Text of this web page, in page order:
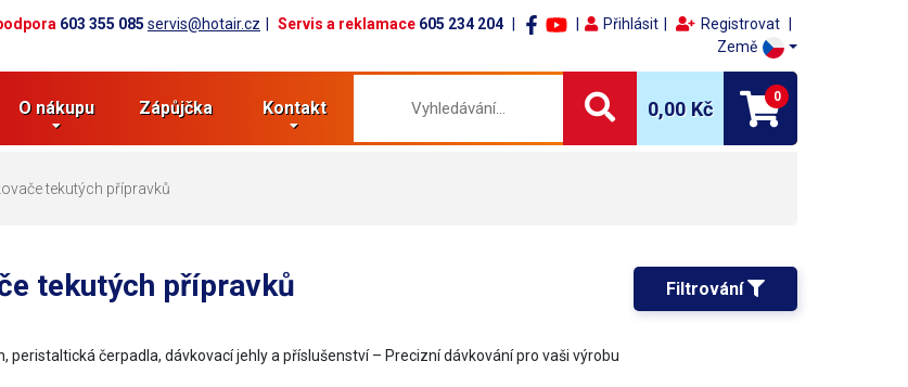
603 355 085 servis@hotair.cz Servis a reklamace 605 234 204 Přihlásit
Registrovat
Země
O nákupu Zápůjčka Kontakt 0,00 Kč
0
tekutých přípravků
tekutých přípravků Filtrování
peristaltická čerpadla, dávkovací jehly a příslušenství – Precizní dávkování pro vaši výrobu